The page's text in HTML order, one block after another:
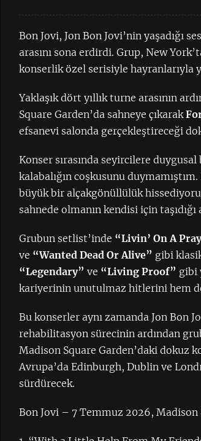
Bon Jovi, Jon Bon Jovi’nin yaşadığı
arasını sona erdirdi. Grup, New
konserlik özel serisiyle hayranlarıyla
Yaklaşık dört yıllık turne arasının
Square Garden’da sahneye çıkarak
efsanevi salonda gerçekleştireceği
Konser sırasında seyircilere
kalabalığın coşkusunu
büyük bir alçakgönüllülük
sahnede olmanın kendisi için taşıdığı
Grubun setlist’inde “Livin’ On A
ve “Wanted Dead Or Alive” gibi
“Legendary” ve “Living Proof” gibi
kariyerinin unutulmaz hitlerini hem
Bu konserler aynı zamanda Jon Bon
rehabilitasyon sürecinin ardından
Madison Square Garden’daki dokuz
Avrupa’da Edinburgh, Dublin ve
sürdürecek.
Bon Jovi – 7 Temmuz 2026, Madison